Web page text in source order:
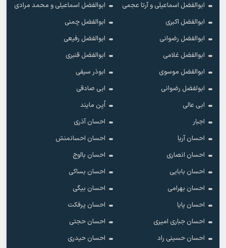
ابوالفضل اسماعیلی و آرتا عجمی
ابوالفضل اسماعیلی و محمد مرادی
ابوالفضل اکبری
ابوالفضل چمنی
ابوالفضل رضوانی
ابوالفضل رفیعی
ابوالفضل غلامی
ابوالفضل قنبری
ابوالفضل موسوی
ابوذر سیفی
ابولفضل رضوانی
ابی صادقی
ابی عالی
اُپن مایند
اجبار
احسان آذری
احسان آریا
احسان احسانمنش
احسان انصاری
احسان بااوج
احسان بابایی
احسان بساکی
احسان بهرامی
احسان بیگی
احسان پایا
احسان پرفکت
احسان جباری امیری
احسان حجتی
احسان حسینی راد
احسان حیدری